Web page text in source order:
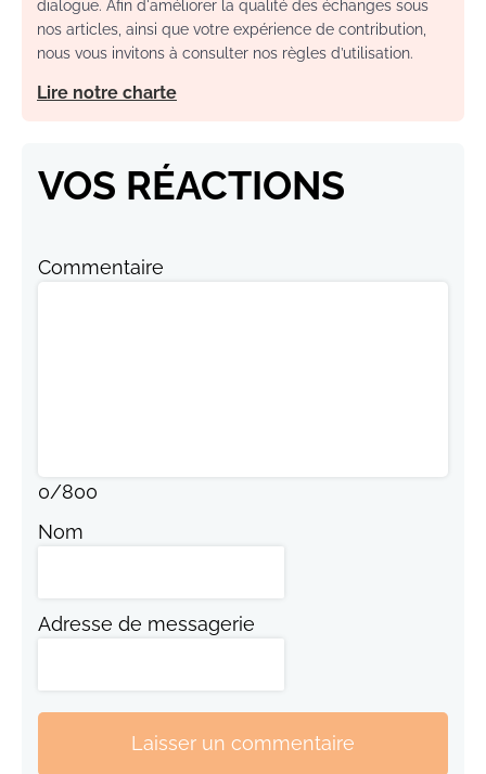
dialogue. Afin d'améliorer la qualité des échanges sous
nos articles, ainsi que votre expérience de contribution,
nous vous invitons à consulter nos règles d’utilisation.
Lire notre charte
VOS RÉACTIONS
Commentaire
0/800
Nom
Adresse de messagerie
Laisser un commentaire